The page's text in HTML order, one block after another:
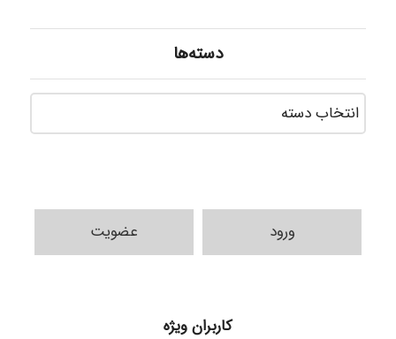
دسته‌ها
ورود عضویت
کاربران ویژه